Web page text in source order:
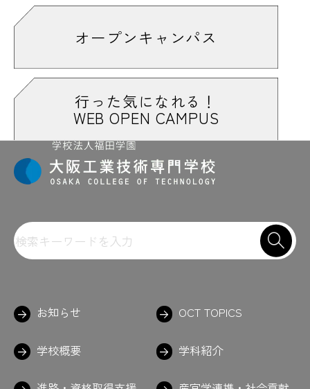
オープンキャンパス
行った気になれる！
WEB OPEN CAMPUS
お知らせ OCT TOPICS
学校概要 学科紹介